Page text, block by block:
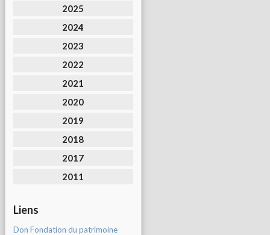
2025
2024
2023
2022
2021
2020
2019
2018
2017
2011
Liens
Don Fondation du patrimoine